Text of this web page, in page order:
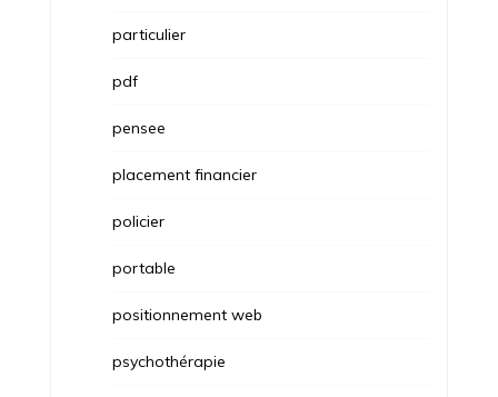
particulier
pdf
pensee
placement financier
policier
portable
positionnement web
psychothérapie